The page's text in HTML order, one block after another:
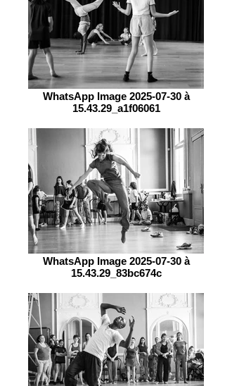
WhatsApp Image 2025-07-30 à
15.43.29_a1f06061
WhatsApp Image 2025-07-30 à
15.43.29_83bc674c